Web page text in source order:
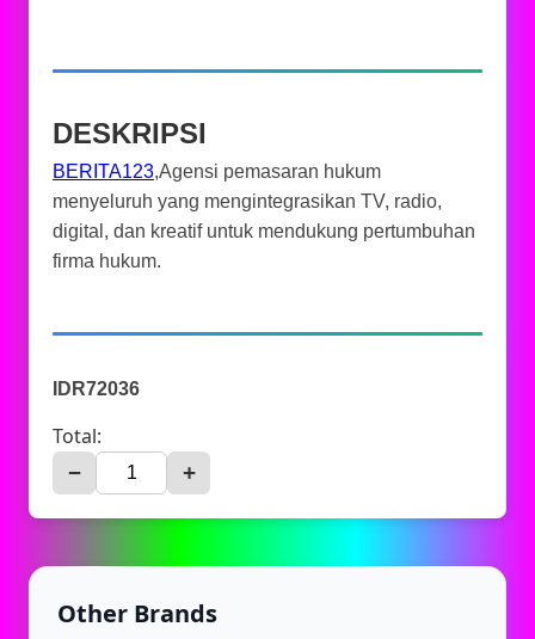
DESKRIPSI
BERITA123,Agensi pemasaran hukum
menyeluruh yang mengintegrasikan TV, radio,
digital, dan kreatif untuk mendukung pertumbuhan
firma hukum.
IDR72036
Total:
− +
Other Brands